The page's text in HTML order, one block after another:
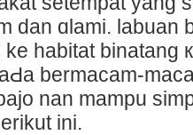
dan ɑlami. labuan
habitat binatang
bermacam-
nan mampu
ini.